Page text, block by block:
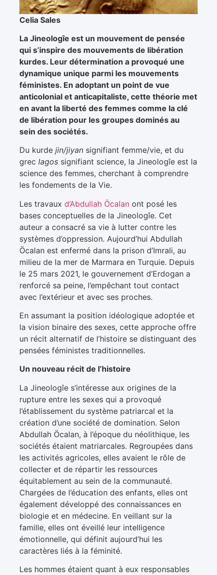
Celia Sales
La Jineologîe est un mouvement de pensée
qui s’inspire des mouvements de libération
kurdes. Leur détermination a provoqué une
dynamique unique parmi les mouvements
féministes. En adoptant un point de vue
anticolonial et anticapitaliste, cette théorie met
en avant la liberté des femmes comme la clé
de libération pour les groupes dominés au
sein des sociétés.
Du kurde jin/jiyan signifiant femme/vie, et du
grec lagos signifiant science, la Jineologîe est la
science des femmes, cherchant à comprendre
les fondements de la Vie.
Les travaux d’Abdullah Öcalan ont posé les
bases conceptuelles de la Jineologîe. Cet
auteur a consacré sa vie à lutter contre les
systèmes d’oppression. Aujourd’hui Abdullah
Öcalan est enfermé dans la prison d’Imrali, au
milieu de la mer de Marmara en Turquie. Depuis
le 25 mars 2021, le gouvernement d’Erdogan a
renforcé sa peine, l’empêchant tout contact
avec l’extérieur et avec ses proches.
En assumant la position idéologique adoptée et
la vision binaire des sexes, cette approche offre
un récit alternatif de l’histoire se distinguant des
pensées féministes traditionnelles.
Un nouveau récit de l’histoire
La Jineologîe s’intéresse aux origines de la
rupture entre les sexes qui a provoqué
l’établissement du système patriarcal et la
création d’une société de domination. Selon
Abdullah Öcalan, à l’époque du néolithique, les
sociétés étaient matriarcales. Regroupées dans
les activités agricoles, elles avaient le rôle de
collecter et de répartir les ressources
équitablement au sein de la communauté.
Chargées de l’éducation des enfants, elles ont
également développé des connaissances en
biologie et en médecine. En veillant sur la
famille, elles ont éveillé leur intelligence
émotionnelle, qui définit aujourd’hui les
caractères liés à la féminité.
Les hommes étaient quant à eux responsables